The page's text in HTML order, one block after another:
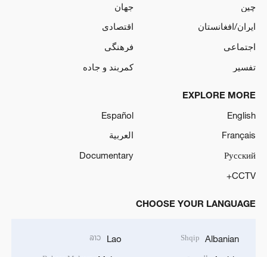
چین
جهان
ایران/افغانستان
اقتصادی
اجتماعی
فرهنگی
تفسیر
کمربند و جاده
EXPLORE MORE
English
Español
Français
العربية
Русский
Documentary
CCTV+
CHOOSE YOUR LANGUAGE
Albanian
Shqip
Lao
ລາວ